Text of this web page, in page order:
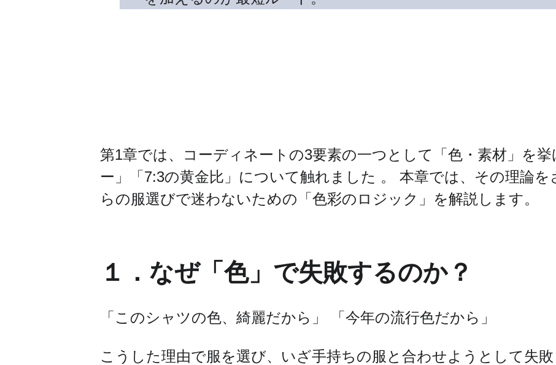
第1章では、コーディネートの3要素の一つとして「色・素材」を
ー」「7:3の黄金比」について触れました 。 本章では、その理論
らの服選びで迷わないための「色彩のロジック」を解説します。
１．なぜ「色」で失敗するのか？
「このシャツの色、綺麗だから」 「今年の流行色だから」
こうした理由で服を選び、いざ手持ちの服と合わせようとして失